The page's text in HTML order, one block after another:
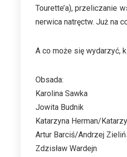
Tourette’a), przeliczanie
nerwica natręctw. Już na
A co może się wydarzyć,
Obsada:
Karolina Sawka
Jowita Budnik
Katarzyna Herman/
Artur Barciś/Andrzej
Zdzisław Wardejn